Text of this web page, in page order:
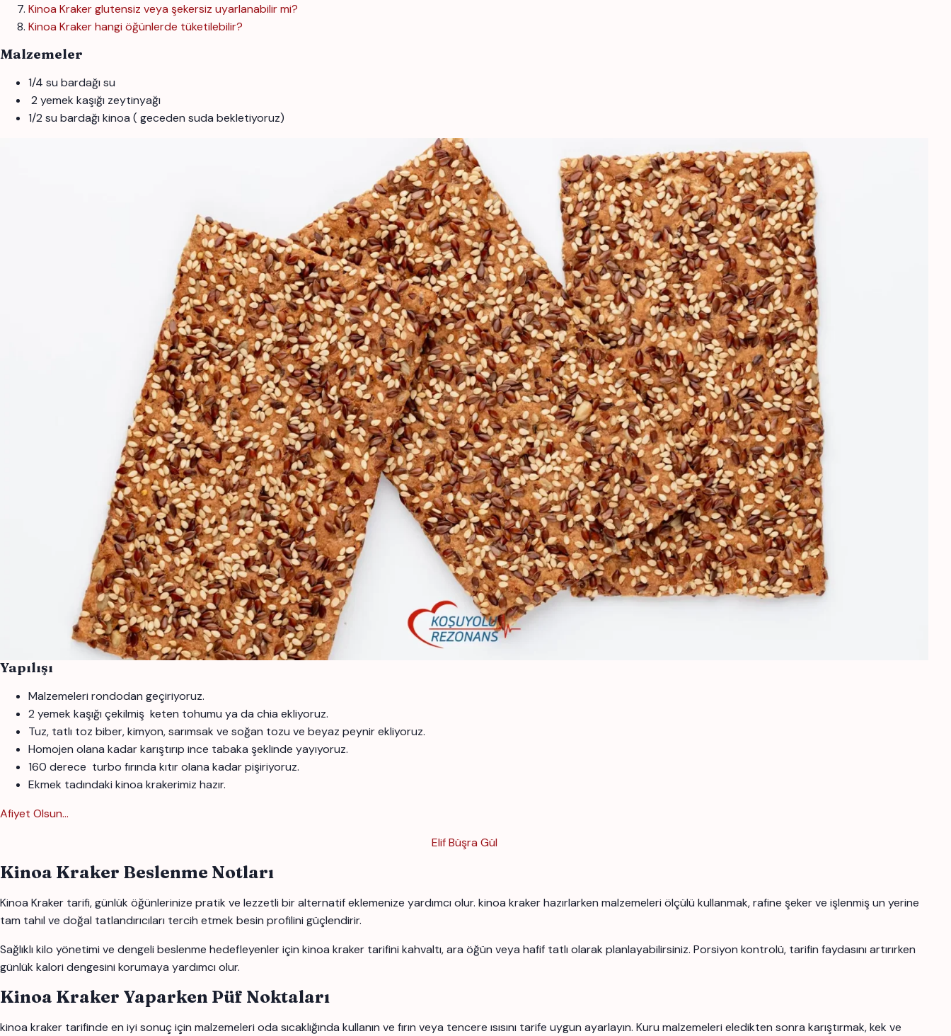
Kinoa Kraker glutensiz veya şekersiz uyarlanabilir mi?
Kinoa Kraker hangi öğünlerde tüketilebilir?
Malzemeler
1/4 su bardağı su
2 yemek kaşığı zeytinyağı
1/2 su bardağı kinoa ( geceden suda bekletiyoruz)
Yapılışı
Malzemeleri rondodan geçiriyoruz.
2 yemek kaşığı çekilmiş keten tohumu ya da chia ekliyoruz.
Tuz, tatlı toz biber, kimyon, sarımsak ve soğan tozu ve beyaz peynir ekliyoruz.
Homojen olana kadar karıştırıp ince tabaka şeklinde yayıyoruz.
160 derece turbo fırında kıtır olana kadar pişiriyoruz.
Ekmek tadındaki kinoa krakerimiz hazır.
Afiyet Olsun...
Elif Büşra Gül
Kinoa Kraker Beslenme Notları
Kinoa Kraker tarifi, günlük öğünlerinize pratik ve lezzetli bir alternatif eklemenize yardımcı olur. kinoa kraker hazırlarken malzemeleri ölçülü kullanmak, rafine şeker ve işlenmiş un yerine
tam tahıl ve doğal tatlandırıcıları tercih etmek besin profilini güçlendirir.
Sağlıklı kilo yönetimi ve dengeli beslenme hedefleyenler için kinoa kraker tarifini kahvaltı, ara öğün veya hafif tatlı olarak planlayabilirsiniz. Porsiyon kontrolü, tarifin faydasını artırırken
günlük kalori dengesini korumaya yardımcı olur.
Kinoa Kraker Yaparken Püf Noktaları
kinoa kraker tarifinde en iyi sonuç için malzemeleri oda sıcaklığında kullanın ve fırın veya tencere ısısını tarife uygun ayarlayın. Kuru malzemeleri eledikten sonra karıştırmak, kek ve